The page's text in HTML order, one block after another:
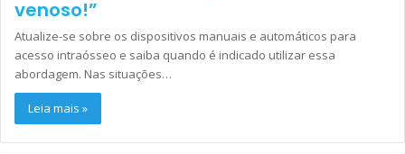
venoso!”
Atualize-se sobre os dispositivos manuais e automáticos para
acesso intraósseo e saiba quando é indicado utilizar essa
abordagem. Nas situações…
Leia mais »